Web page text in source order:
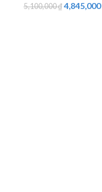
5,100,000₫ 4,845,000